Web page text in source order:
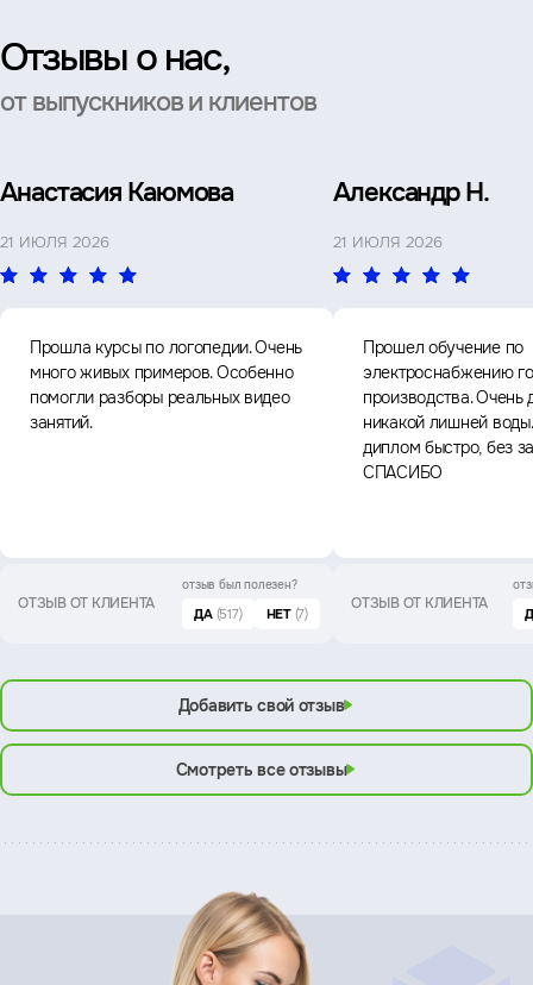
Отзывы о нас,
от выпускников и клиентов
Анастасия Каюмова
21 ИЮЛЯ 2026
Прошла курсы по логопедии. Очень
много живых примеров. Особенно
помогли разборы реальных видео
занятий.
ОТЗЫВ ОТ КЛИЕНТА
отзыв был полезен?
ДА (517) НЕТ (7)
Александр Н.
21 ИЮЛЯ 2026
Прошел обучение по
электроснабжению
производства. Очень
никакой лишней
диплом быстро, без
СПАСИБО
ОТЗЫВ ОТ КЛИЕНТА
Добавить свой отзыв
Смотреть все отзывы